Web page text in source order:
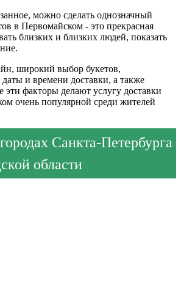
можно сделать однозначный
в Первомайском - это прекрасная
близких и близких людей, показать
широкий выбор букетов,
и времени доставки, а также
эти факторы делают услугу доставки
очень популярной среди жителей
Санкта-Петербурга
области